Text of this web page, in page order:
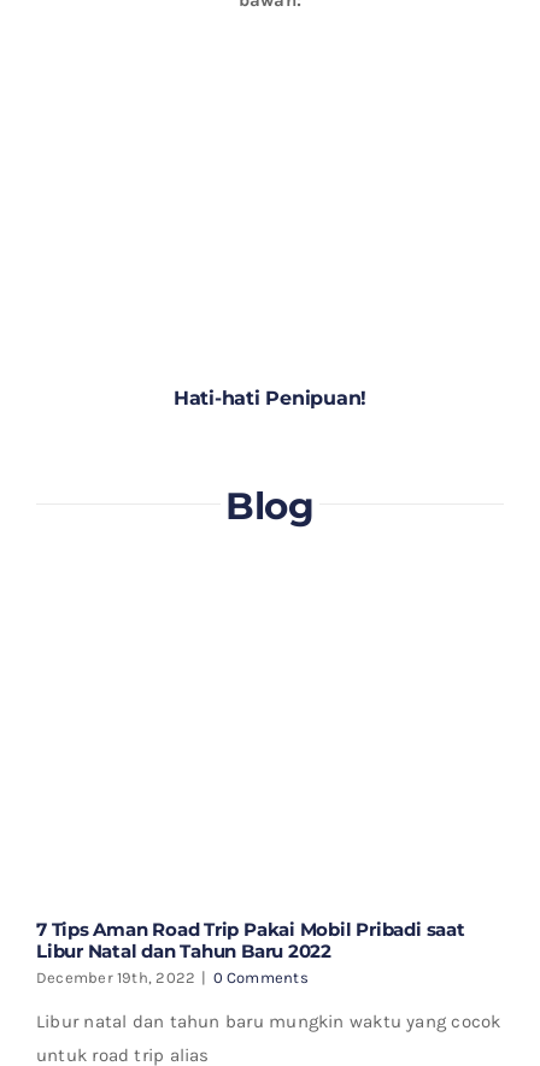
Hati-hati Penipuan!
Blog
7 Tips Aman Road Trip Pakai Mobil Pribadi saat
Libur Natal dan Tahun Baru 2022
December 19th, 2022 | 0 Comments
Libur natal dan tahun baru mungkin waktu yang cocok
untuk road trip alias